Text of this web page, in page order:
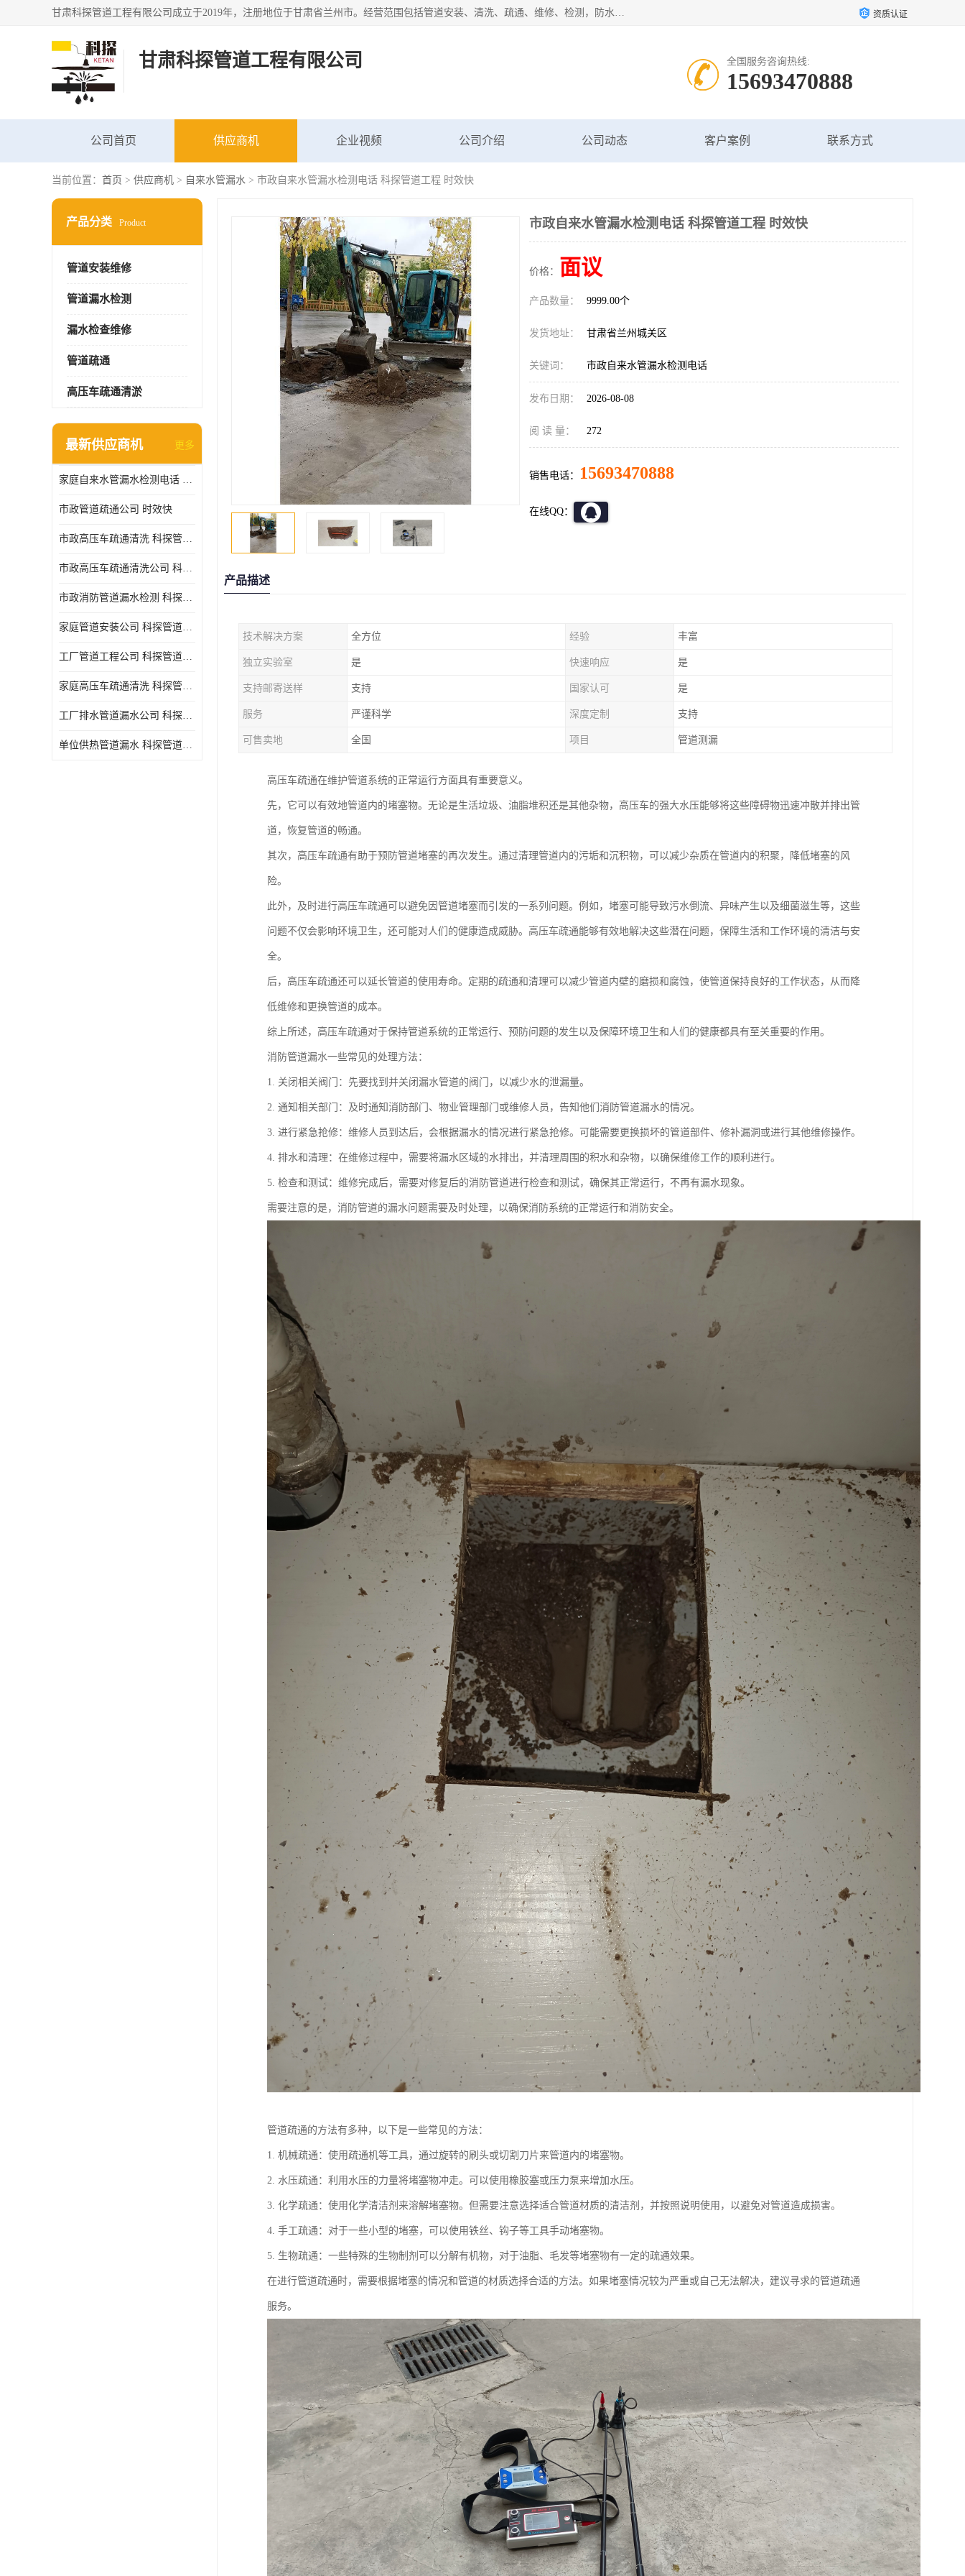
甘肃科探管道工程有限公司成立于2019年，注册地位于甘肃省兰州市。经营范围包括管道安装、清洗、疏通、维修、检测，防水工程，工程钻孔，化粪池清理，暖气安装，给排水管道安装维修，室内外管道如消防、供水、供热管道漏水检测定位，室内外防水堵漏等。 资质认证
甘肃科探管道工程有限公司 全国服务咨询热线:
15693470888
公司首页 供应商机 企业视频 公司介绍 公司动态 客户案例 联系方式
当前位置： 首页 > 供应商机 > 自来水管漏水 > 市政自来水管漏水检测电话 科探管道工程 时效快
产品分类 Product
管道安装维修
管道漏水检测
漏水检查维修
管道疏通
高压车疏通清淤
最新供应商机 更多
家庭自来水管漏水检测电话 服务周到
市政管道疏通公司 时效快
市政高压车疏通清洗 科探管道工程 设备齐
市政高压车疏通清洗公司 科探管道工程 经验丰富
市政消防管道漏水检测 科探管道工程 快速上门
家庭管道安装公司 科探管道工程 团队服务
工厂管道工程公司 科探管道工程 时效快
家庭高压车疏通清洗 科探管道工程 服务周到
工厂排水管道漏水公司 科探管道工程 快速上门
单位供热管道漏水 科探管道工程 设备齐
市政自来水管漏水检测电话 科探管道工程 时效快
价格： 面议
产品数量： 9999.00个
发货地址： 甘肃省兰州城关区
关键词： 市政自来水管漏水检测电话
发布日期： 2026-08-08
阅 读 量： 272
销售电话： 15693470888
在线QQ：
产品描述
技术解决方案 全方位 经验 丰富
独立实验室 是 快速响应 是
支持邮寄送样 支持 国家认可 是
服务 严谨科学 深度定制 支持
可售卖地 全国 项目 管道测漏
高压车疏通在维护管道系统的正常运行方面具有重要意义。
先，它可以有效地管道内的堵塞物。无论是生活垃圾、油脂堆积还是其他杂物，高压车的强大水压能够将这些障碍物迅速冲散并排出管
道，恢复管道的畅通。
其次，高压车疏通有助于预防管道堵塞的再次发生。通过清理管道内的污垢和沉积物，可以减少杂质在管道内的积聚，降低堵塞的风
险。
此外，及时进行高压车疏通可以避免因管道堵塞而引发的一系列问题。例如，堵塞可能导致污水倒流、异味产生以及细菌滋生等，这些
问题不仅会影响环境卫生，还可能对人们的健康造成威胁。高压车疏通能够有效地解决这些潜在问题，保障生活和工作环境的清洁与安
全。
后，高压车疏通还可以延长管道的使用寿命。定期的疏通和清理可以减少管道内壁的磨损和腐蚀，使管道保持良好的工作状态，从而降
低维修和更换管道的成本。
综上所述，高压车疏通对于保持管道系统的正常运行、预防问题的发生以及保障环境卫生和人们的健康都具有至关重要的作用。
消防管道漏水一些常见的处理方法：
1. 关闭相关阀门：先要找到并关闭漏水管道的阀门，以减少水的泄漏量。
2. 通知相关部门：及时通知消防部门、物业管理部门或维修人员，告知他们消防管道漏水的情况。
3. 进行紧急抢修：维修人员到达后，会根据漏水的情况进行紧急抢修。可能需要更换损坏的管道部件、修补漏洞或进行其他维修操作。
4. 排水和清理：在维修过程中，需要将漏水区域的水排出，并清理周围的积水和杂物，以确保维修工作的顺利进行。
5. 检查和测试：维修完成后，需要对修复后的消防管道进行检查和测试，确保其正常运行，不再有漏水现象。
需要注意的是，消防管道的漏水问题需要及时处理，以确保消防系统的正常运行和消防安全。
管道疏通的方法有多种，以下是一些常见的方法：
1. 机械疏通：使用疏通机等工具，通过旋转的刷头或切割刀片来管道内的堵塞物。
2. 水压疏通：利用水压的力量将堵塞物冲走。可以使用橡胶塞或压力泵来增加水压。
3. 化学疏通：使用化学清洁剂来溶解堵塞物。但需要注意选择适合管道材质的清洁剂，并按照说明使用，以避免对管道造成损害。
4. 手工疏通：对于一些小型的堵塞，可以使用铁丝、钩子等工具手动堵塞物。
5. 生物疏通：一些特殊的生物制剂可以分解有机物，对于油脂、毛发等堵塞物有一定的疏通效果。
在进行管道疏通时，需要根据堵塞的情况和管道的材质选择合适的方法。如果堵塞情况较为严重或自己无法解决，建议寻求的管道疏通
服务。